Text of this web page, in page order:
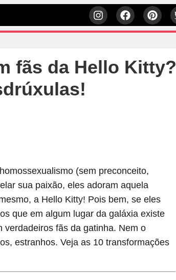
fãs da Hello Kitty?
(sem preconceito,
sua paixão, eles adoram aquela
a Hello Kitty! Pois bem, se eles
que em algum lugar da galáxia existe
verdadeiros fãs da gatinha. Nem o
estranhos. Veja as 10 transformações